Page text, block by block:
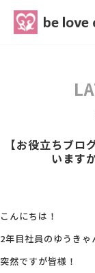
SNS広報
スタッフ紹介
【お役立ちブロ
います
こんにちは！
2年目社員のゆうきゃ
突然ですが皆様！